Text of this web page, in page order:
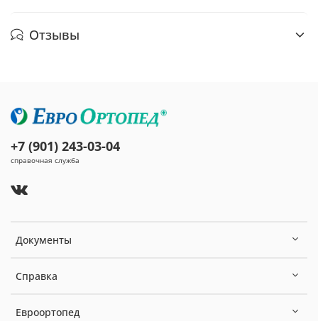
Отзывы
Документы
Справка
Евроортопед
+7 (901) 243-03-04
справочная служба